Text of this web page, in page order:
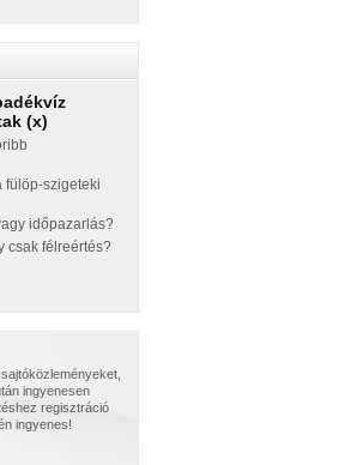
(x)
fülöp-szigeteki
időpazarlás?
csak félreértés?
ingyenesen
regisztráció
ingyenes!